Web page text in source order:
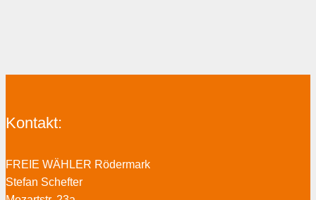
Kontakt:
FREIE WÄHLER Rödermark
Stefan Schefter